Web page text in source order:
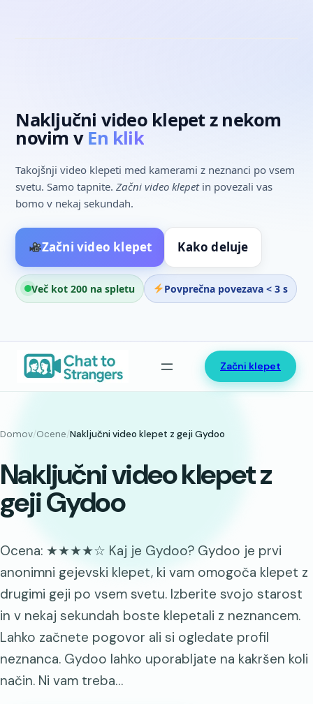
Naključni video klepet z nekom
novim v En klik
Takojšnji video klepeti med kamerami z neznanci po vsem
svetu. Samo tapnite.Začni video klepetin povezali vas
bomo v nekaj sekundah.
Začni video klepet Kako deluje
Več kot 200 na spletu Povprečna povezava < 3 s
Preskoči
Začni klepet
Domov/Ocene/Naključni video klepet z geji Gydoo
Naključni video klepet z
geji Gydoo
Ocena: ★★★★☆ Kaj je Gydoo? Gydoo je prvi
anonimni gejevski klepet, ki vam omogoča klepet z
drugimi geji po vsem svetu. Izberite svojo starost
in v nekaj sekundah boste klepetali z neznancem.
Lahko začnete pogovor ali si ogledate profil
neznanca. Gydoo lahko uporabljate na kakršen koli
način. Ni vam treba…